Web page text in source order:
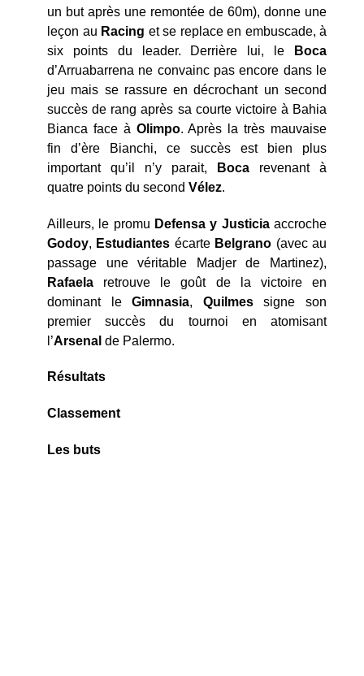
un but après une remontée de 60m), donne une
leçon au Racing et se replace en embuscade, à
six points du leader. Derrière lui, le
Boca
d’Arruabarrena ne convainc pas encore dans le
jeu mais se rassure en décrochant un second
succès de rang après sa courte victoire à Bahia
Bianca face à Olimpo. Après la très mauvaise
fin d’ère Bianchi, ce succès est bien plus
important qu’il n’y parait,
Boca revenant à
quatre points du second Vélez.
Ailleurs, le promu Defensa y Justiciaaccroche
Godoy, Estudiantes écarte Belgrano (avec au
passage une véritable Madjer de Martinez),
Rafaela retrouve le goût de la victoire en
dominant leGimnasia, Quilmessigne son
premier succès du tournoi en atomisant
l’Arsenal de Palermo.
Résultats
Classement
Les buts